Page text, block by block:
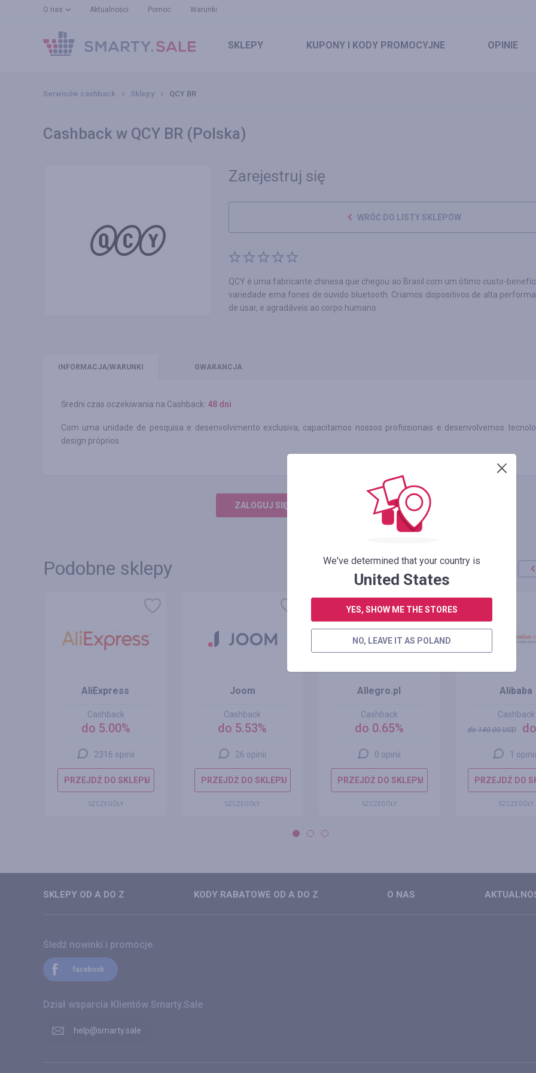
O nas Aktualności Pomoc Warunki
SKLEPY KUPONYI KODY PROMOCYJNE OPINIE
Serwisów cashback Sklepy QCY BR
Cashback w QCY BR (Polska)
Zarejestruj się
WRÓĆ DO LISTY SKLEPÓW
QCY é uma fabricante chinesa que chegou ao Brasil com um ótimo custo-
variedade ema fones de ouvido bluetooth. Criamos dispositivos de alta
de usar, e agradáveis ao corpo humano.
INFO RMACJA/WARUNKI GWARANCJA
Średni czas oczekiwania na Cashback: 48 dni
Com uma unidade de pesquisa e desenvolvimento exclusiva, capacitamos nossos profissionais e desenvolvemos
design próprios.
ZALOGUJ SIĘ, ŻEBY ZOSTAWIĆ OPINIĘ
Podobne sklepy
AliExpress
Cashback
do 5.00%
2316 opinii
PRZEJDŹ DO SKLEPU
SZCZEGÓŁY
Joom
Cashback
do 5.53%
26 opinii
PRZEJDŹ DO SKLEPU
SZCZEGÓŁY
Allegro.pl
Cashback
do 0.65%
0 opinii
PRZEJDŹ DO SKLEPU
SZCZEGÓŁY
promocja
Alibaba
Cashback
do140.00USD
1
PRZEJDŹ DO
SZCZEGÓŁY
SKLEPY OD A DO Z KODY RABATOWE OD A DO Z O NAS
Śledź nowinki i promocje
facebook
Dział wsparcia Klientów Smarty.Sale
help@smarty.sale
We've determined that your country is
United States
YES, SHOW ME THE STORES
NO, LEAVE IT AS POLAND